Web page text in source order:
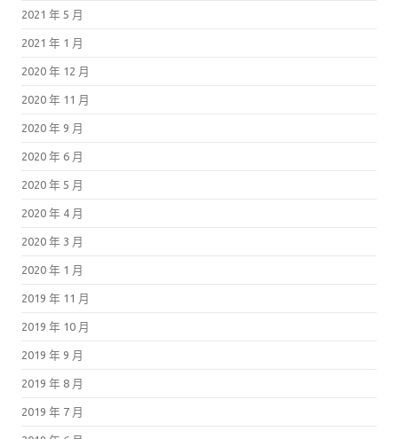
2021 年 5 月
2021 年 1 月
2020 年 12 月
2020 年 11 月
2020 年 9 月
2020 年 6 月
2020 年 5 月
2020 年 4 月
2020 年 3 月
2020 年 1 月
2019 年 11 月
2019 年 10 月
2019 年 9 月
2019 年 8 月
2019 年 7 月